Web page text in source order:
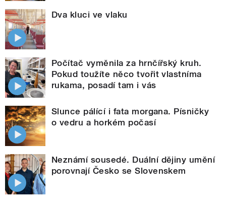
Dva kluci ve vlaku
Počítač vyměnila za hrnčířský kruh.
Pokud toužíte něco tvořit vlastníma
rukama, posadí tam i vás
Slunce pálící i fata morgana. Písničky
o vedru a horkém počasí
Neznámí sousedé. Duální dějiny umění
porovnají Česko se Slovenskem